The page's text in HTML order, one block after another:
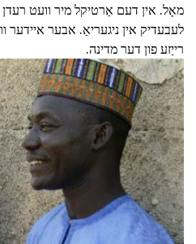
מאָל. אין דעם אַרטיקל מיר וועט רעדן
לעבעדיק אין ניגעריאַ. אבער איידער
רייַזע פון דער מדינה.